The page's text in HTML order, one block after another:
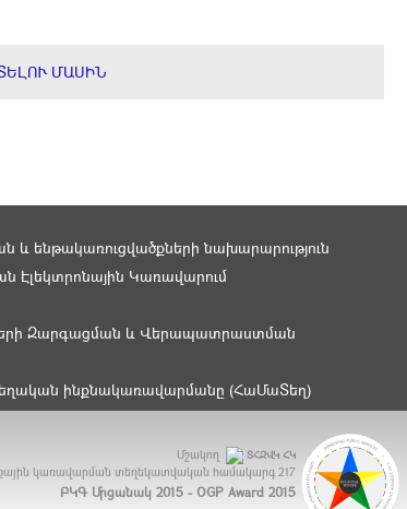
ՄԱՍԻՆ
ենթակառուցվածքների նախարարություն
Էլեկտրոնային Կառավարում
Զարգացման և Վերապատրաստման
ինքնակառավարմանը (ՀաՄաՏեղ)
Մշակող ՏՀԶՎԿ ՀԿ
կառավարման տեղեկատվական համակարգ 217
ԲԿԳ Մրցանակ 2015 - OGP Award 2015